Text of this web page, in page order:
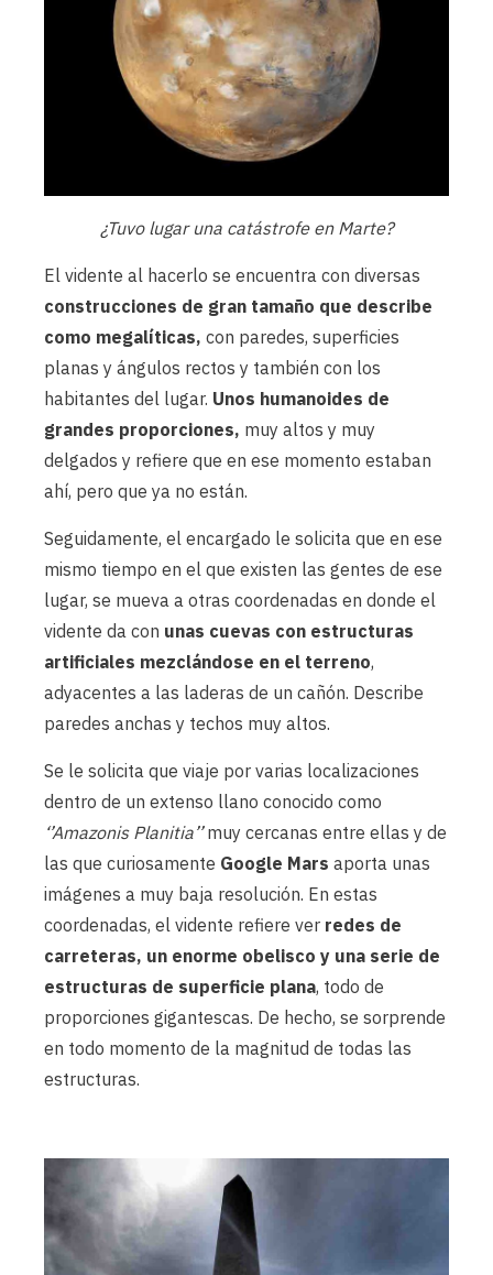
¿Tuvo lugar una catástrofe en Marte?
El vidente al hacerlo se encuentra con diversas
construcciones de gran tamaño que describe
como megalíticas, con paredes, superficies
planas y ángulos rectos y también con los
habitantes del lugar. Unos humanoides de
grandes proporciones, muy altos y muy
delgados y refiere que en ese momento estaban
ahí, pero que ya no están.
Seguidamente, el encargado le solicita que en ese
mismo tiempo en el que existen las gentes de ese
lugar, se mueva a otras coordenadas en donde el
vidente da con unas cuevas con estructuras
artificiales mezclándose en el terreno,
adyacentes a las laderas de un cañón. Describe
paredes anchas y techos muy altos.
Se le solicita que viaje por varias localizaciones
dentro de un extenso llano conocido como
‘’Amazonis Planitia’’muy cercanas entre ellas y de
las que curiosamente Google Mars aporta unas
imágenes a muy baja resolución. En estas
coordenadas, el vidente refiere ver redes de
carreteras, un enorme obelisco y una serie de
estructuras de superficie plana, todo de
proporciones gigantescas. De hecho, se sorprende
en todo momento de la magnitud de todas las
estructuras.